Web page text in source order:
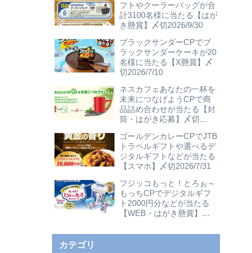
フトやクーラーバッグが合
計3100名様に当たる【はが
き懸賞】〆切2026/9/30
ブラックサンダーCPでブ
ラックサンダーケーキが20
名様に当たる【X懸賞】〆
切2026/7/10
ネスカフェあなたの一杯を
未来につなげようCPで商
品詰め合わせが当たる【封
筒・はがき応募】〆切
ゴールデンカレーCPでJTB
トラベルギフトや選べるデ
ジタルギフトなどが当たる
【スマホ】〆切2026/7/31
フジッコもっと！とろぉ～
もっちCPでデジタルギフ
ト2000円分などが当たる
【WEB・はがき懸賞】〆
カテゴリ